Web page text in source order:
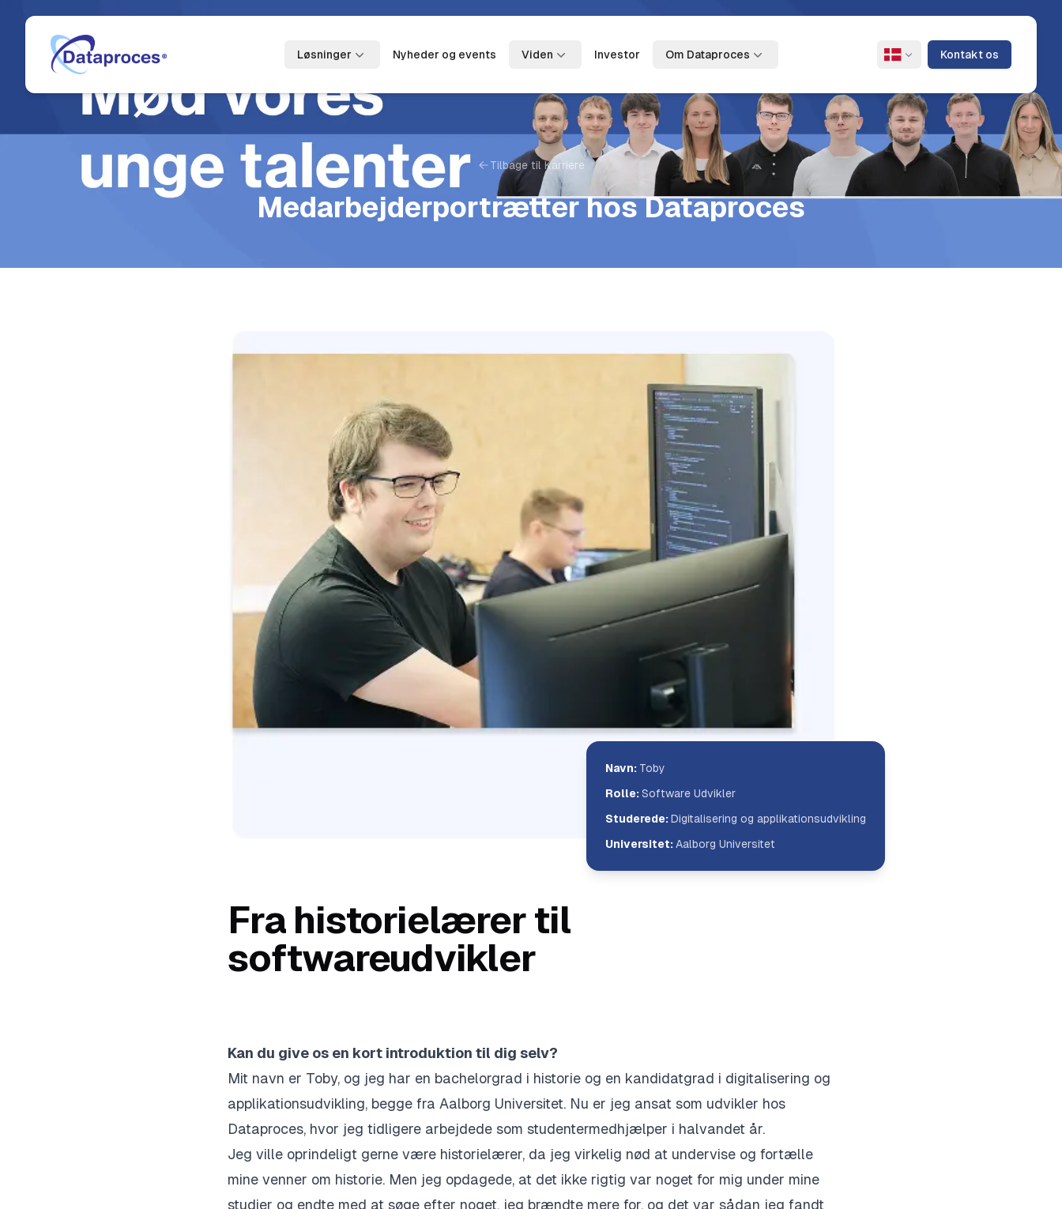
Løsninger Nyheder og events Viden Investor Om Dataproces
Skift sprog
Kontakt os
Tilbage til Karriere
Medarbejderportrætter hos Dataproces
Navn: Toby
Rolle:Software Udvikler
Studerede:Digitalisering og applikationsudvikling
Universitet:Aalborg Universitet
Fra historielærer til
softwareudvikler
Kan du give os en kort introduktion til dig selv?
Mit navn er Toby, og jeg har en bachelorgrad i historie og en kandidatgrad i digitalisering og
applikationsudvikling, begge fra Aalborg Universitet. Nu er jeg ansat som udvikler hos
Dataproces, hvor jeg tidligere arbejdede som studentermedhjælper i halvandet år.
Jeg ville oprindeligt gerne være historielærer, da jeg virkelig nød at undervise og fortælle
mine venner om historie. Men jeg opdagede, at det ikke rigtig var noget for mig under mine
studier og endte med at søge efter noget, jeg brændte mere for, og det var sådan jeg fandt